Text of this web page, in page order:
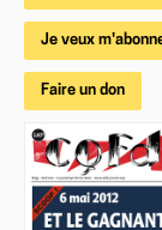
Je veux
Faire un don